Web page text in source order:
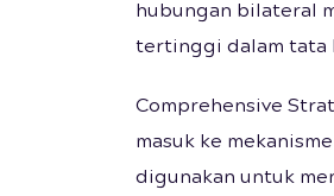
hubungan bilateral
tertinggi dalam tata
Comprehensive
masuk ke
digunakan untuk